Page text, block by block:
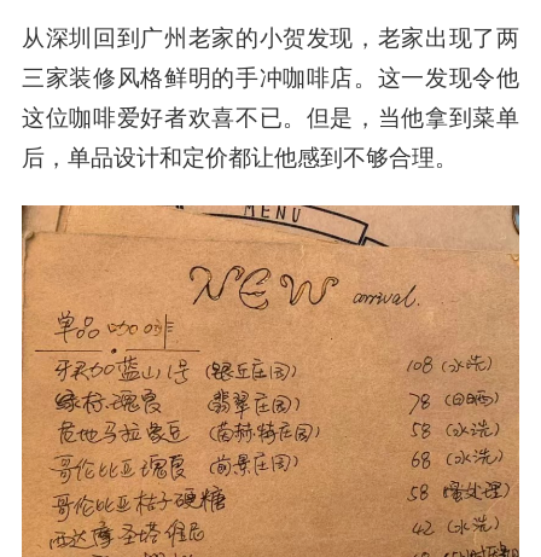
从深圳回到广州老家的小贺发现，老家出现了两
三家装修风格鲜明的手冲咖啡店。这一发现令他
这位咖啡爱好者欢喜不已。但是，当他拿到菜单
后，单品设计和定价都让他感到不够合理。